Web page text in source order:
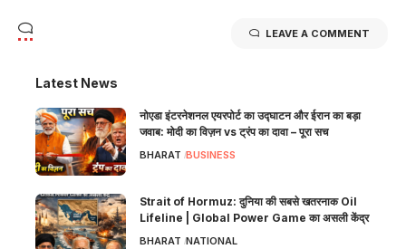
LEAVE A COMMENT
Latest News
नोएडा इंटरनेशनल एयरपोर्ट का उद्घाटन और ईरान का बड़ा
जवाब: मोदी का विज़न vs ट्रंप का दावा – पूरा सच
BHARAT BUSINESS
Strait of Hormuz: दुनिया की सबसे खतरनाक Oil
Lifeline | Global Power Game का असली केंद्र
BHARAT NATIONAL